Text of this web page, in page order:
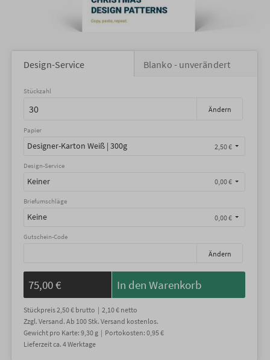
Design-Service Blanko - unverändert
Stückzahl
Ändern
Papier
Designer-Karton Weiß | 300g 2,50 €
Design-Service
Keiner 0,00 €
Briefumschläge
Keine 0,00 €
Gutschein-Code
Ändern
75,00 € In den Warenkorb
Stückpreis2,50 € brutto | 2,10 € netto
Zzgl. Versand. Ab 100 Stk. Versand kostenlos.
Gewicht pro Karte: 9,30 g | Portokosten: 0,95 €
Lieferzeitca. 4Werktage